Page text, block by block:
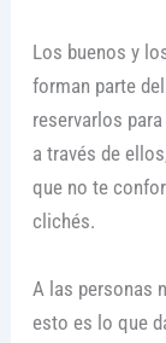
Los buenos y
forman parte
reservarlos
a través de
que no te
clichés.
A las personas
esto es lo que